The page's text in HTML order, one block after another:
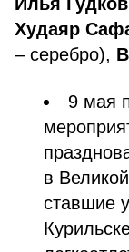
Худаяр
– серебро),
9 мая
в
ставшие